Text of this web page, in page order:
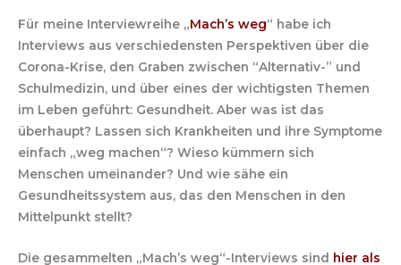
Für meine Interviewreihe „Mach’s weg“ habe ich
Interviews aus verschiedensten Perspektiven über die
Corona-Krise, den Graben zwischen “Alternativ-” und
Schulmedizin, und über eines der wichtigsten Themen
im Leben geführt: Gesundheit. Aber was ist das
überhaupt? Lassen sich Krankheiten und ihre Symptome
einfach „weg machen“? Wieso kümmern sich
Menschen umeinander? Und wie sähe ein
Gesundheitssystem aus, das den Menschen in den
Mittelpunkt stellt?
Die gesammelten „Mach’s weg“-Interviews sind hier als